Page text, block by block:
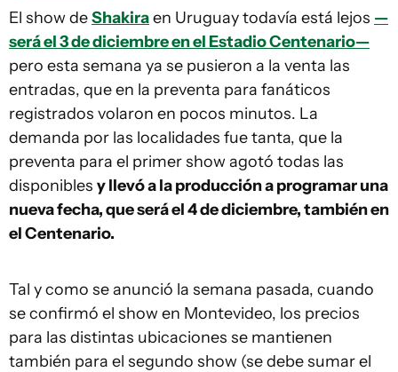
El show deShakiraen Uruguay todavía está lejos —
será el 3 de diciembre en el Estadio Centenario—
pero esta semana ya se pusieron a la venta las
entradas, que en la preventa para fanáticos
registrados volaron en pocos minutos. La
demanda por las localidades fue tanta, que la
preventa para el primer show agotó todas las
disponibles y llevó a la producción a programar una
nueva fecha, que será el 4 de diciembre, también en
el Centenario.
Tal y como se anunció la semana pasada, cuando
se confirmó el show en Montevideo, los precios
para las distintas ubicaciones se mantienen
también para el segundo show (se debe sumar el